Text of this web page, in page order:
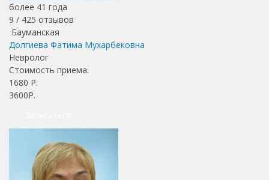
более 41 года
9 / 425 отзывов
Бауманская
Долгиева Фатима Мухарбековна
Невролог
Стоимость приема:
1680 Р.
3600Р.